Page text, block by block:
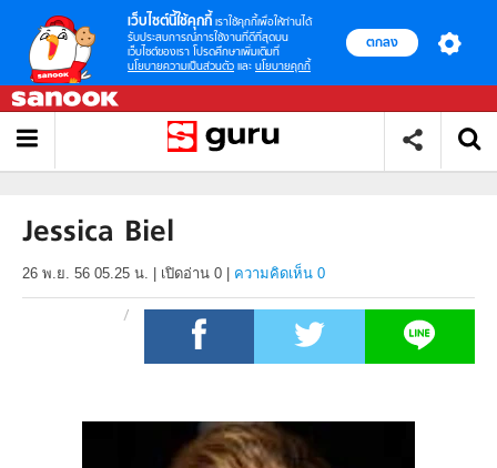
เว็บไซต์นี้ใช้คุกกี้ เราใช้คุกกี้เพื่อให้ท่านได้
รับประสบการณ์การใช้งานที่ดีที่สุดบน
เว็บไซต์ของเรา โปรดศึกษาเพิ่มเติมที่
นโยบายความเป็นส่วนตัว และ นโยบายคุกกี้
ตกลง
Jessica Biel
26 พ.ย. 56 05.25 น. เปิดอ่าน 0 ความคิดเห็น 0